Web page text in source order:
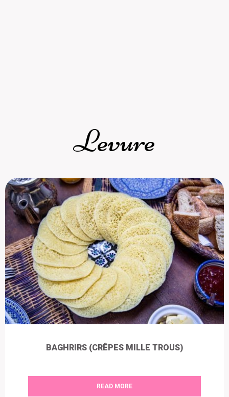
Levure
BAGHRIRS (CRÊPES MILLE TROUS)
READ MORE